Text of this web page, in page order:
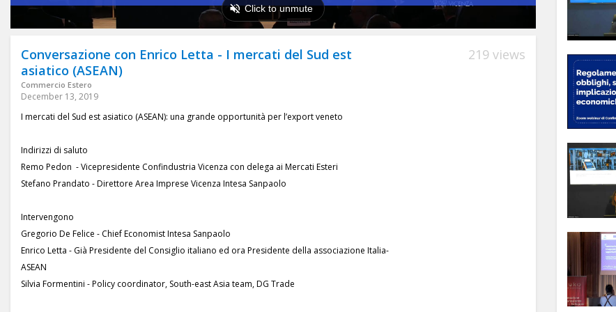
Conversazione con Enrico Letta - I mercati del Sud est
asiatico (ASEAN)
Commercio Estero
219 views
December 13, 2019
I mercati del Sud est asiatico (ASEAN): una grande opportunità per l’export veneto
Indirizzi di saluto
Remo Pedon - Vicepresidente Confindustria Vicenza con delega ai Mercati Esteri
Stefano Prandato - Direttore Area Imprese Vicenza Intesa Sanpaolo
Intervengono
Gregorio De Felice - Chief Economist Intesa Sanpaolo
Enrico Letta - Già Presidente del Consiglio italiano ed ora Presidente della associazione Italia-
ASEAN
Silvia Formentini - Policy coordinator, South-east Asia team, DG Trade